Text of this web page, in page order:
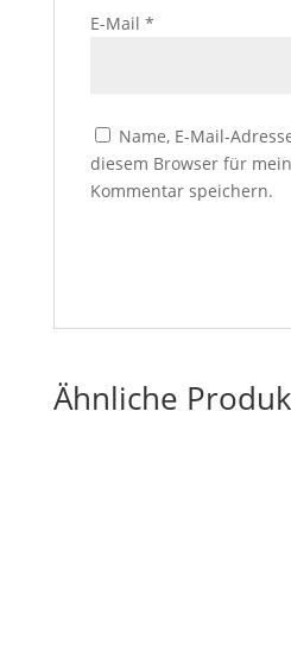
E-Mail *
Name, E-Mail-
diesem Browser für
Kommentar speichern.
Ähnliche